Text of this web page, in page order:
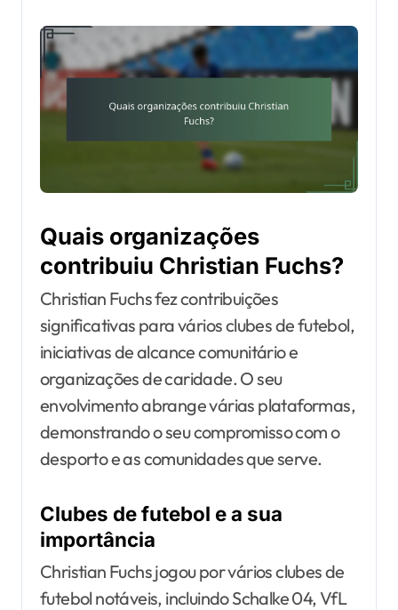
Quais organizações
contribuiu Christian Fuchs?
Christian Fuchs fez contribuições
significativas para vários clubes de futebol,
iniciativas de alcance comunitário e
organizações de caridade. O seu
envolvimento abrange várias plataformas,
demonstrando o seu compromisso com o
desporto e as comunidades que serve.
Clubes de futebol e a sua
importância
Christian Fuchs jogou por vários clubes de
futebol notáveis, incluindo Schalke 04, VfL